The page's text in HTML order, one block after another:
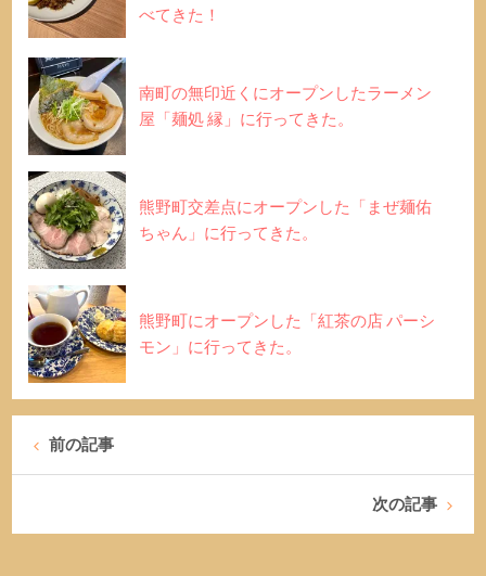
べてきた！
南町の無印近くにオープンしたラーメン
屋「麺処 縁」に行ってきた。
熊野町交差点にオープンした「まぜ麺佑
ちゃん」に行ってきた。
熊野町にオープンした「紅茶の店 パーシ
モン」に行ってきた。
前の記事
次の記事